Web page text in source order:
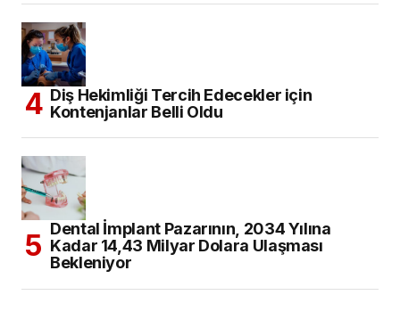
Diş Hekimliği Tercih Edecekler için
Kontenjanlar Belli Oldu
Dental İmplant Pazarının, 2034 Yılına
Kadar 14,43 Milyar Dolara Ulaşması
Bekleniyor